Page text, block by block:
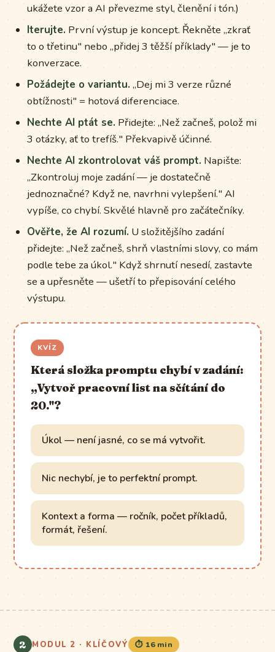
ukážete vzor a AI převezme styl, členění i tón.)
Iterujte. První výstup je koncept. Řekněte „zkrať
to o třetinu" nebo „přidej 3 těžší příklady" — je to
konverzace.
Požádejte o variantu. „Dej mi 3 verze různé
obtížnosti" = hotová diferenciace.
Nechte AI ptát se. Přidejte: „Než začneš, polož mi
3 otázky, ať to trefíš." Překvapivě účinné.
Nechte AI zkontrolovat váš prompt. Napište:
„Zkontroluj moje zadání — je dostatečně
jednoznačné? Když ne, navrhni vylepšení." AI
vypíše, co chybí. Skvělé hlavně pro začátečníky.
Ověřte, že AI rozumí. U složitějšího zadání
přidejte: „Než začneš, shrň vlastními slovy, co mám
podle tebe za úkol." Když shrnutí nesedí, zastavte
se a upřesněte — ušetří to přepisování celého
výstupu.
KVÍZ
Která složka promptu chybí v zadání:
„Vytvoř pracovní list na sčítání do
20."?
Úkol — není jasné, co se má vytvořit.
Nic nechybí, je to perfektní prompt.
Kontext a forma — ročník, počet příkladů,
formát, řešení.
2 MODUL 2 · KLÍČOVÝ ⏱️ 16 min